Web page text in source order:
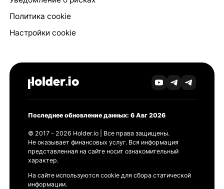
Политика cookie
Настройки cookie
Последнее обновление данных: 6 Авг 2026
© 2017 - 2026 Holder.io | Все права защищены.
Не оказывает финансовых услуг. Вся информация
представленная на сайте носит ознакомительный
характер.
На сайте используются cookie для сбора статической
информации.